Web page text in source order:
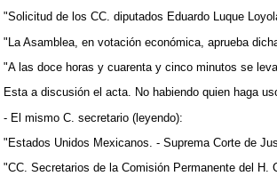
"Solicitud de los CC. diputados Eduardo Luque
"La Asamblea, en votación económica, aprueba
"A las doce horas y cuarenta y cinco minutos se
Esta a discusión el acta. No habiendo quien haga
- El mismo C. secretario (leyendo):
"Estados Unidos Mexicanos. - Suprema Corte de
"CC. Secretarios de la Comisión Permanente del H.